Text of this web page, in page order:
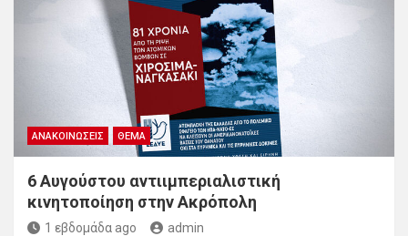
ΑΝΑΚΟΙΝΏΣΕΙΣ ΘΈΜΑ
6 Αυγούστου αντιιμπεριαλιστική
κινητοποίηση στην Ακρόπολη
1 εβδομάδα ago admin